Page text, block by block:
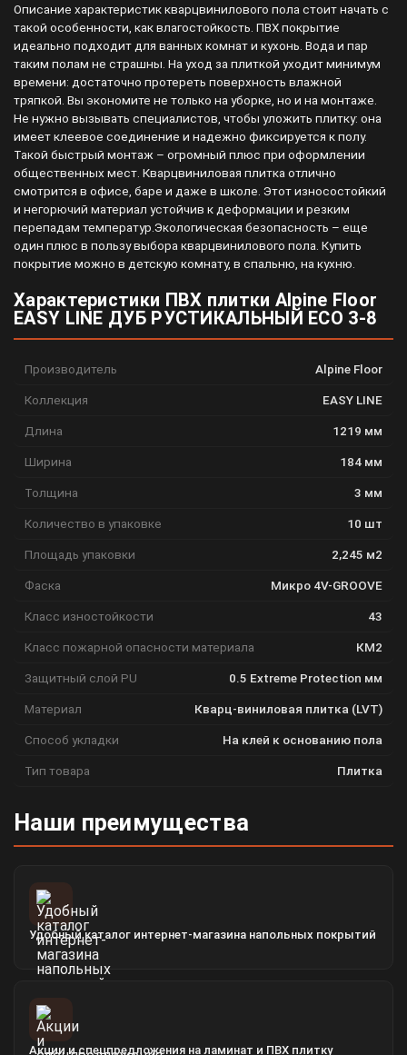
Описание характеристик кварцвинилового пола стоит начать с
такой особенности, как влагостойкость. ПВХ покрытие
идеально подходит для ванных комнат и кухонь. Вода и пар
таким полам не страшны. На уход за плиткой уходит минимум
времени: достаточно протереть поверхность влажной
тряпкой. Вы экономите не только на уборке, но и на монтаже.
Не нужно вызывать специалистов, чтобы уложить плитку: она
имеет клеевое соединение и надежно фиксируется к полу.
Такой быстрый монтаж – огромный плюс при оформлении
общественных мест. Кварцвиниловая плитка отлично
смотрится в офисе, баре и даже в школе. Этот износостойкий
и негорючий материал устойчив к деформации и резким
перепадам температур.Экологическая безопасность – еще
один плюс в пользу выбора кварцвинилового пола. Купить
покрытие можно в детскую комнату, в спальню, на кухню.
Характеристики ПВХ плитки Alpine Floor
EASY LINE ДУБ РУСТИКАЛЬНЫЙ ECO 3-8
Производитель Alpine Floor
Коллекция EASY LINE
Длина 1219 мм
Ширина 184 мм
Толщина 3 мм
Количество в упаковке 10 шт
Площадь упаковки 2,245 м2
Фаска Микро 4V-GROOVE
Класс изностойкости 43
Класс пожарной опасности материала КМ2
Защитный слой PU 0.5 Extreme Protection мм
Материал Кварц-виниловая плитка (LVT)
Способ укладки На клей к основанию пола
Тип товара Плитка
Наши преимущества
Удобный каталог интернет-магазина напольных покрытий
Акции и спецпредложения на ламинат и ПВХ плитку